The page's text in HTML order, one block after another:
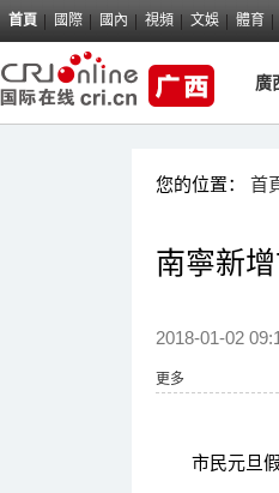
首頁 國際 國內 視頻 文娛 體育
廣
您的位置： 首
南寧新
2018-01-02
更多
市民元旦假